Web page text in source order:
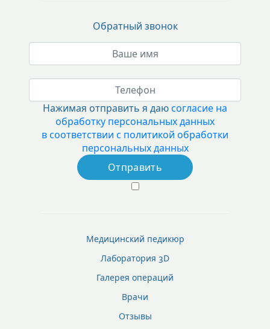
Обратный звонок
Нажимая отправить я даюсогласие на
обработку персональных данных
в соответствии с политикой обработки
персональных данных
Медицинский педикюр
Лаборатория 3D
Галерея операций
Врачи
Отзывы